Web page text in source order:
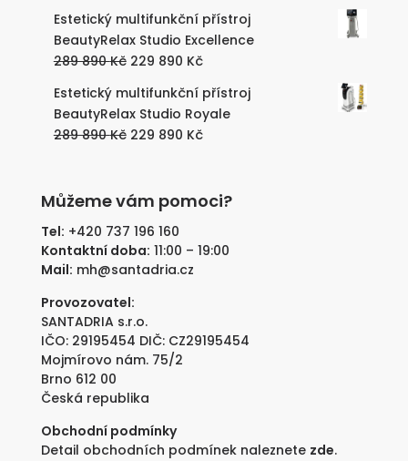
byla:
189
890 Kč.
je:
129
890 Kč.
Estetický multifunkční přístroj
BeautyRelax Studio Excellence
289 890Kč Původní
byla:
289
890 Kč.
229 890 KčAktuální
je:
229
890 Kč.
Estetický multifunkční přístroj
BeautyRelax Studio Royale
289 890Kč Původní
289
229 890 KčAktuální
229
Můžeme vám pomoci?
Tel: +420 737 196 160
Kontaktní doba: 11:00 – 19:00
Mail: mh@santadria.cz
Provozovatel:
SANTADRIA s.r.o.
IČO: 29195454 DIČ: CZ29195454
Mojmírovo nám. 75/2
Brno 612 00
Česká republika
Obchodní podmínky
Detail obchodních podmínek naleznete zde.